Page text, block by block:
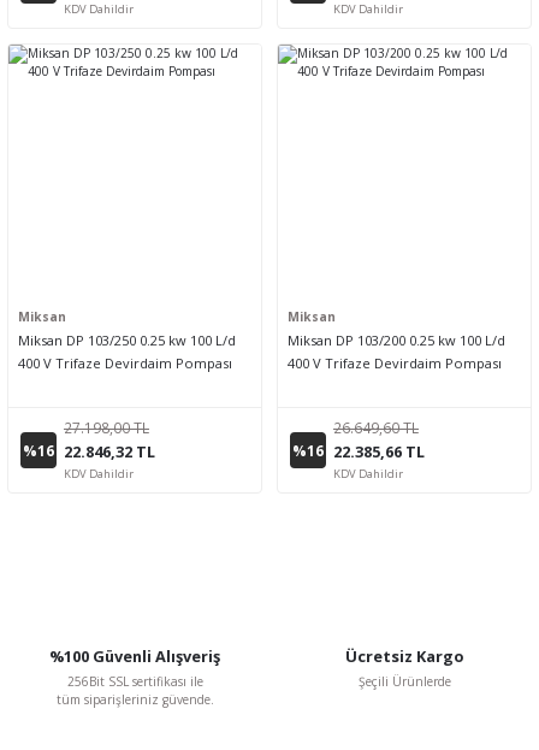
KDV Dahildir KDV Dahildir
Miksan
Miksan DP 103/250 0.25 kw 100 L/d
400 V Trifaze Devirdaim Pompası
%16
27.198,00 TL
22.846,32 TL
KDV Dahildir
Miksan
Miksan DP 103/200 0.25 kw 100 L/d
400 V Trifaze Devirdaim Pompası
%16
26.649,60 TL
22.385,66 TL
KDV Dahildir
%100 Güvenli Alışveriş
256Bit SSL sertifikası ile
tüm siparişleriniz güvende.
Ücretsiz Kargo
Şeçili Ürünlerde